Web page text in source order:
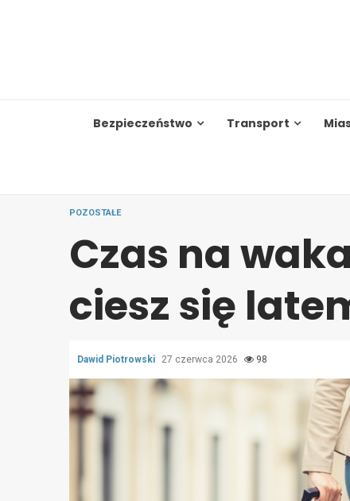
Bezpieczeństwo Transport
POZOSTAŁE
Czas na
ciesz się
Dawid Piotrowski 27 czerwca 2026 98